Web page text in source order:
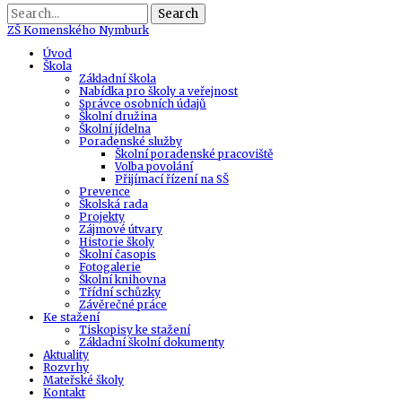
Search
ZŠ Komenského Nymburk
Úvod
Škola
Základní škola
Nabídka pro školy a veřejnost
Správce osobních údajů
Školní družina
Školní jídelna
Poradenské služby
Školní poradenské pracoviště
Volba povolání
Přijímací řízení na SŠ
Prevence
Školská rada
Projekty
Zájmové útvary
Historie školy
Školní časopis
Fotogalerie
Školní knihovna
Třídní schůzky
Závěrečné práce
Ke stažení
Tiskopisy ke stažení
Základní školní dokumenty
Aktuality
Rozvrhy
Mateřské školy
Kontakt